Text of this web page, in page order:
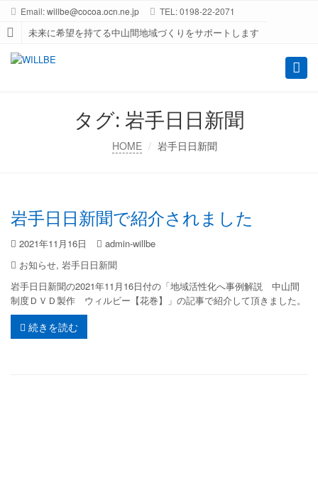
Email:willbe@cocoa.ocn.ne.jp TEL: 0198-22-2071
未来に希望を持てる中山間地域づくりをサポートします
Toggle
タグ: 岩手日日新聞
HOME 岩手日日新聞
岩手日日新聞で紹介されました
2021年11月16日
admin-willbe
お知らせ, 岩手日日新聞
岩手日日新聞の2021年11月16日付の「地域活性化へ事例解説 中山間
制度ＤＶＤ製作 ウィルビー【花巻】」の記事で紹介して頂きました。
続きを読む